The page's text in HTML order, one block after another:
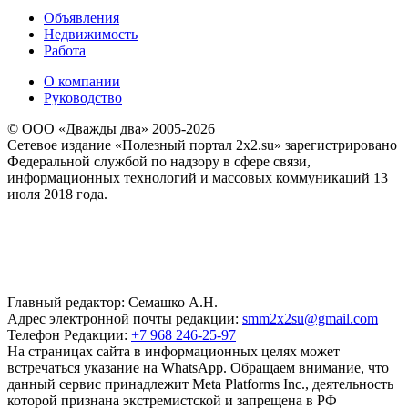
Объявления
Недвижимость
Работа
О компании
Руководство
© ООО «Дважды два» 2005-2026
Сетевое издание «Полезный портал 2x2.su» зарегистрировано
Федеральной службой по надзору в сфере связи,
информационных технологий и массовых коммуникаций 13
июля 2018 года.
Главный редактор: Семашко А.Н.
Адрес электронной почты редакции: smm2x2su@gmail.com
Телефон Редакции: +7 968 246-25-97
На страницах сайта в информационных целях может
встречаться указание на WhatsApp. Обращаем внимание, что
данный сервис принадлежит Meta Platforms Inc., деятельность
которой признана экстремистской и запрещена в РФ